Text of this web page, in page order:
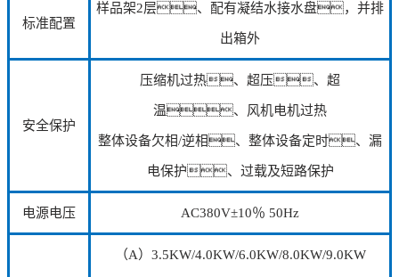
标准配置
样品架2层、配有凝结水接水盘，并排
出箱外
安全保护
压缩机过热、超压、超
温、风机电机过热
整体设备欠相/逆相、整体设备定时、漏
电保护、过载及短路保护
电源电压 AC380V±10％ 50Hz
（A）3.5KW/4.0KW/6.0KW/8.0KW/9.0KW